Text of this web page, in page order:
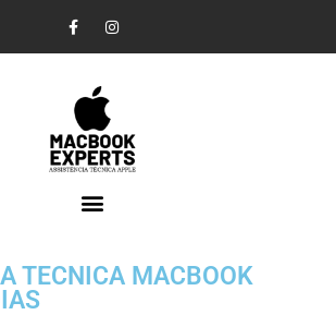
TECNICA MACBOOK